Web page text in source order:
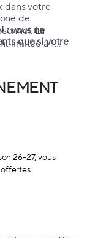
dans votre
de
: vous ne
que si votre
pourrez
règlement de
La
limitée à 1
26-27, vous
offertes.